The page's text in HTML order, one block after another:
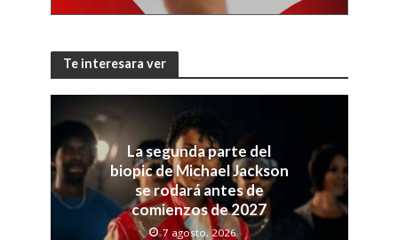
Te interesara ver
La segunda parte del
biopic de Michael Jackson
se rodará antes de
comienzos de 2027
7 agosto, 2026